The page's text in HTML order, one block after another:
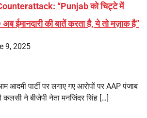
“Punjab को चिट्टे में
ईमानदारी की बातें करता है, ये तो मज़ाक है”
9, 2025
पार्टी पर लगाए गए आरोपों पर AAP पंजाब
कलसी ने बीजेपी नेता मनजिंदर सिंह […]